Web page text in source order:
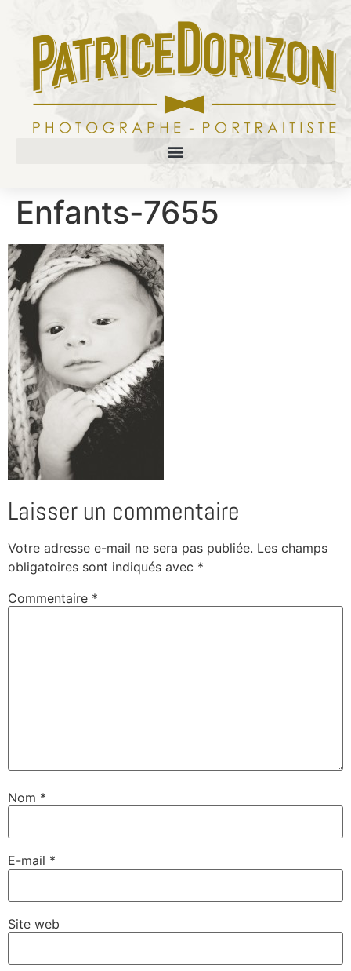
Enfants-7655
Laisser un commentaire
Votre adresse e-mail ne sera pas publiée. Les champs
obligatoires sont indiqués avec *
Commentaire *
Nom *
E-mail *
Site web